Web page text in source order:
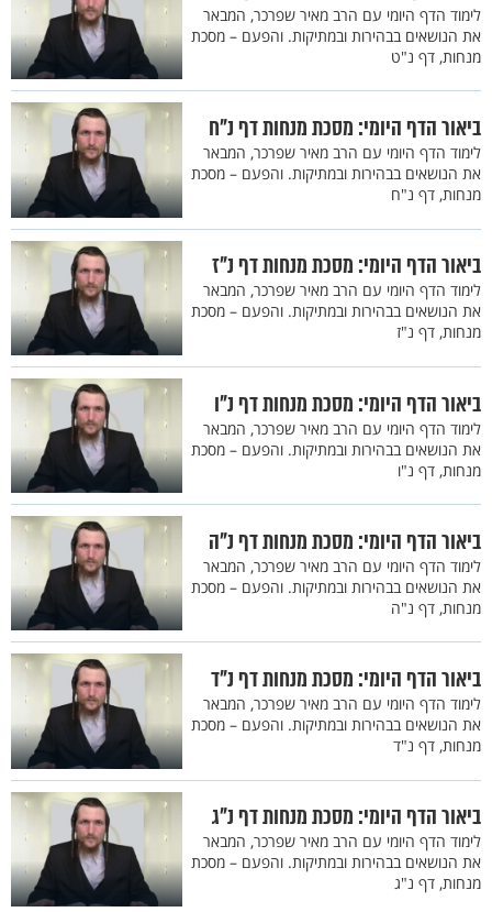
לימוד הדף היומי עם הרב מאיר שפרכר, המבאר
את הנושאים בבהירות ובמתיקות. והפעם – מסכת
מנחות, דף נ"ט
ביאור הדף היומי: מסכת מנחות דף נ"ח
לימוד הדף היומי עם הרב מאיר שפרכר, המבאר
את הנושאים בבהירות ובמתיקות. והפעם – מסכת
מנחות, דף נ"ח
ביאור הדף היומי: מסכת מנחות דף נ"ז
לימוד הדף היומי עם הרב מאיר שפרכר, המבאר
את הנושאים בבהירות ובמתיקות. והפעם – מסכת
מנחות, דף נ"ז
ביאור הדף היומי: מסכת מנחות דף נ"ו
לימוד הדף היומי עם הרב מאיר שפרכר, המבאר
את הנושאים בבהירות ובמתיקות. והפעם – מסכת
מנחות, דף נ"ו
ביאור הדף היומי: מסכת מנחות דף נ"ה
לימוד הדף היומי עם הרב מאיר שפרכר, המבאר
את הנושאים בבהירות ובמתיקות. והפעם – מסכת
מנחות, דף נ"ה
ביאור הדף היומי: מסכת מנחות דף נ"ד
לימוד הדף היומי עם הרב מאיר שפרכר, המבאר
את הנושאים בבהירות ובמתיקות. והפעם – מסכת
מנחות, דף נ"ד
ביאור הדף היומי: מסכת מנחות דף נ"ג
לימוד הדף היומי עם הרב מאיר שפרכר, המבאר
את הנושאים בבהירות ובמתיקות. והפעם – מסכת
מנחות, דף נ"ג